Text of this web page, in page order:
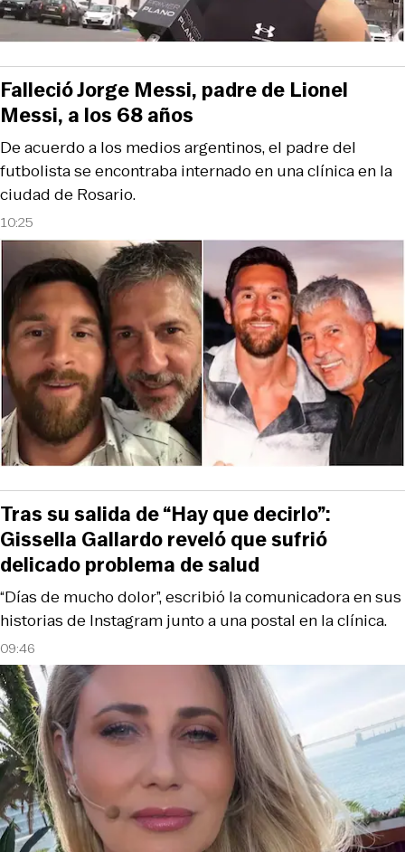
10:25
De acuerdo a los medios argentinos, el padre del
futbolista se encontraba internado en una clínica en la
ciudad de Rosario.
Falleció Jorge Messi, padre de Lionel
Messi, a los 68 años
09:46
“Días de mucho dolor”, escribió la comunicadora en sus
historias de Instagram junto a una postal en la clínica.
Tras su salida de “Hay que decirlo”:
Gissella Gallardo reveló que sufrió
delicado problema de salud